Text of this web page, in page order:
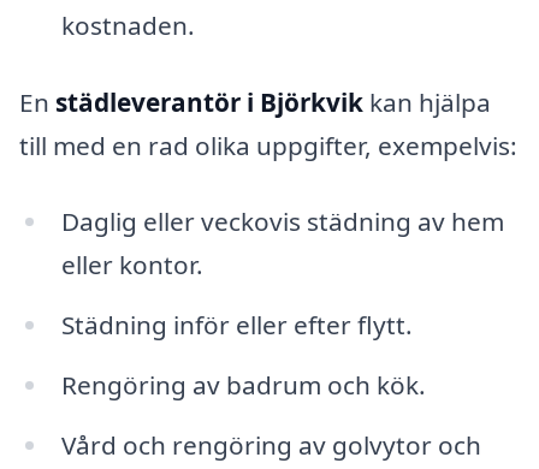
kostnaden.
En städleverantör i Björkvik kan hjälpa
till med en rad olika uppgifter, exempelvis:
Daglig eller veckovis städning av hem
eller kontor.
Städning inför eller efter flytt.
Rengöring av badrum och kök.
Vård och rengöring av golvytor och